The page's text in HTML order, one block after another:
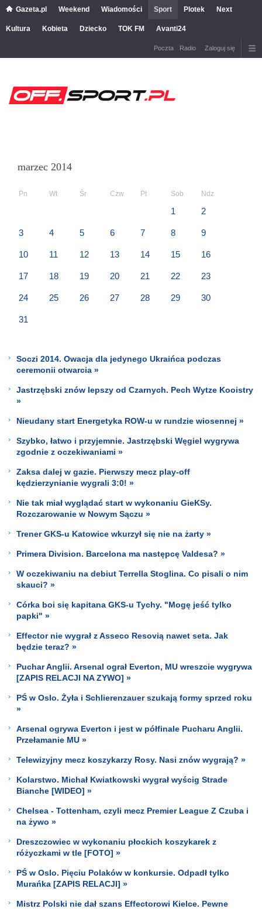
Gazeta.pl Weekend Wiadomości Sport Plotek Next
Kultura Kobieta Dziecko TOK FM Avanti24
Poczta Radio Zaloguj się
marzec 2014
Pn Wt Śr Czw Pt Sob Ndz
1 2
3 4 5 6 7 8 9
10 11 12 13 14 15 16
17 18 19 20 21 22 23
24 25 26 27 28 29 30
31
Soczi 2014. Owacja dla jedynego Ukraińca podczas
ceremonii otwarcia »
Jastrzębski znów lepszy od Czarnych. Pech Wytze Kooistry
»
Nieudany start Energetyka ROW-u w rundzie wiosennej »
Szybko, łatwo i przyjemnie. Jastrzębski Węgiel wygrywa
zgodnie z oczekiwaniami »
Zaksa dalej w gazie. Pierwszy mecz play-off
kędzierzynianie wygrali 3:0! »
Nie tak miał wyglądać start w wykonaniu GieKSy.
Rozczarowanie w Nowym Sączu »
Trener GKS-u Katowice wkurzył się nie na żarty »
Primera Division. Barcelona ma następcę Valdesa? »
W oczekiwaniu na debiut Terrella Stoglina. Co pisali o nim
skauci? »
Córka boi się kapitana GKS-u Tychy. "Mogę jeść tylko
papki" »
Effector nie wygrał z Asseco Resovią nawet seta. Jak
będzie teraz? »
Puchar Anglii. Arsenal ograł Everton, MU wreszcie wygrywa
[ZAPIS RELACJI NA ZYWO] »
PŚ w Oslo. Żyła i Schlierenzauer szukają formy sprzed roku
»
Arsenal ogrywa Everton i jest w półfinale Pucharu Anglii.
Przełamanie MU »
Telewizyjny mecz koszykarzy Rosy. Nasi znów wygrają? »
Kolarstwo. Michał Kwiatkowski wygrał wyścig Strade
Bianche [WIDEO] »
Chelsea - Tottenham, czyli mecz Premier League Z Czuba i
na żywo »
Dreszczowiec w wykonaniu płockich koszykarek z
różyczkami w tle [FOTO] »
PŚ w Oslo. Pięciu Polaków w konkursie. Odpadł tylko
Murańka [ZAPIS RELACJI] »
Mistrz Polski nie dał szans Effectorowi Kielce. Pewne